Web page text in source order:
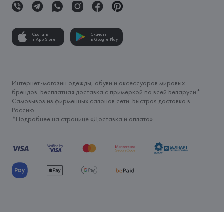
Скачать
в App Store
Скачать
в Google Play
Интернет-магазин одежды, обуви и аксессуаров мировых
брендов. Бесплатная доставка с примеркой по всей Беларуси*.
Самовывоз из фирменных салонов сети. Быстрая доставка в
Россию.
*Подробнее на странице «Доставка и оплата»